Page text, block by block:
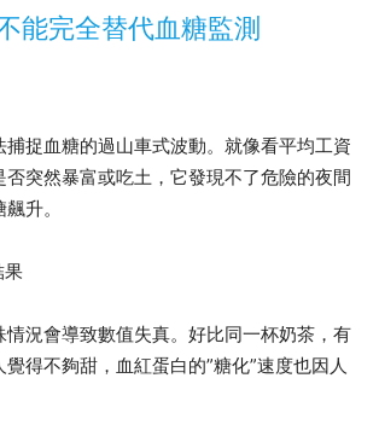
能完全替代血糖監測
捉血糖的過山車式波動。就像看平均工資
突然暴富或吃土，它發現不了危險的夜間
升。
果
情況會導致數值失真。好比同一杯奶茶，有
得不夠甜，血紅蛋白的”糖化”速度也因人